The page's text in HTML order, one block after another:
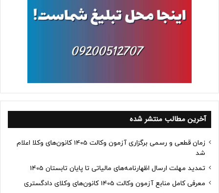
آخرین مطالب منتشر شده
زمان قطعی و رسمی برگزاری آزمون وکالت 1405 کانون‌های وکلا اعلام
شد
تمدید مهلت ارسال اظهارنامه‌های مالیاتی تا پایان تابستان 1405
معرفی کامل منابع آزمون وکالت 1405 کانون‌های وکلای دادگستری